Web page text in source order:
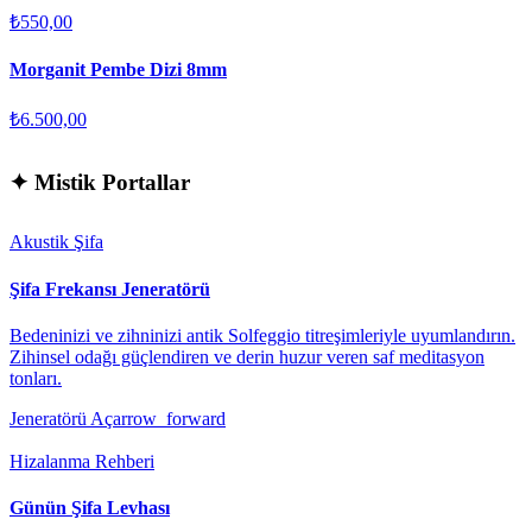
₺550,00
Morganit Pembe Dizi 8mm
₺6.500,00
✦ Mistik Portallar
Akustik Şifa
Şifa Frekansı Jeneratörü
Bedeninizi ve zihninizi antik Solfeggio titreşimleriyle uyumlandırın.
Zihinsel odağı güçlendiren ve derin huzur veren saf meditasyon
tonları.
Jeneratörü Açarrow_forward
Hizalanma Rehberi
Günün Şifa Levhası